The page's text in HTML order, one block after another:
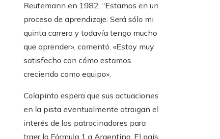
Reutemann en 1982. “Estamos en un
proceso de aprendizaje. Será sólo mi
quinta carrera y todavía tengo mucho
que aprender», comentó. «Estoy muy
satisfecho con cómo estamos
creciendo como equipo».
Colapinto espera que sus actuaciones
en la pista eventualmente atraigan el
interés de los patrocinadores para
traer la Fórmula 1 a Argentina. El país